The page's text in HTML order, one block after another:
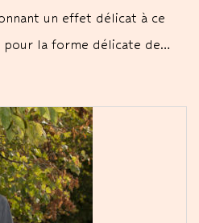
un effet délicat à ce
pour la forme délicate de…